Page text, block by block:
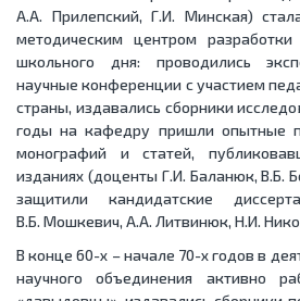
А.А. Прилепский, Г.И. Минская)
методическим центром
школьного дня: проводились
научные конференции с участием
страны, издавались сборники
годы на кафедру пришли опытные
монографий и статей,
изданиях (доценты Г.И. Баланюк, В.Б.
защитили кандидатские
В.Б. Мошкевич, А.А. Литвинюк, Н.И.
В конце 60-х – начале 70-х годов в
научного объединения активно